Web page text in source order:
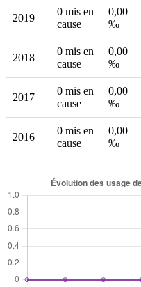
2019
0 mis en
cause
0,00
‰
2018
0 mis en
cause
0,00
‰
2017
0 mis en
cause
0,00
‰
2016
0 mis en
cause
0,00
‰